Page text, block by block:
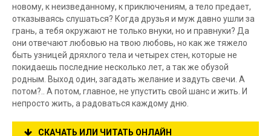
новому, к неизведанному, к приключениям, а тело предает,
отказываясь слушаться? Когда друзья и муж давно ушли за
грань, а тебя окружают не только внуки, но и правнуки? Да
они отвечают любовью на твою любовь, но как же тяжело
быть узницей дряхлого тела и четырех стен, которые не
покидаешь последние несколько лет, а так же обузой
родным. Выход один, загадать желание и задуть свечи. А
потом?.. А потом, главное, не упустить свой шанс и жить. И
непросто жить, а радоваться каждому дню.
СКАЧАТЬ ИЛИ ЧИТАТЬ ОНЛАЙН